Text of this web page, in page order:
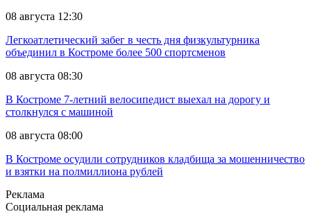
08 августа 12:30
Легкоатлетический забег в честь дня физкультурника
объединил в Костроме более 500 спортсменов
08 августа 08:30
В Костроме 7-летний велосипедист выехал на дорогу и
столкнулся с машиной
08 августа 08:00
В Костроме осудили сотрудников кладбища за мошенничество
и взятки на полмиллиона рублей
Реклама
Социальная реклама